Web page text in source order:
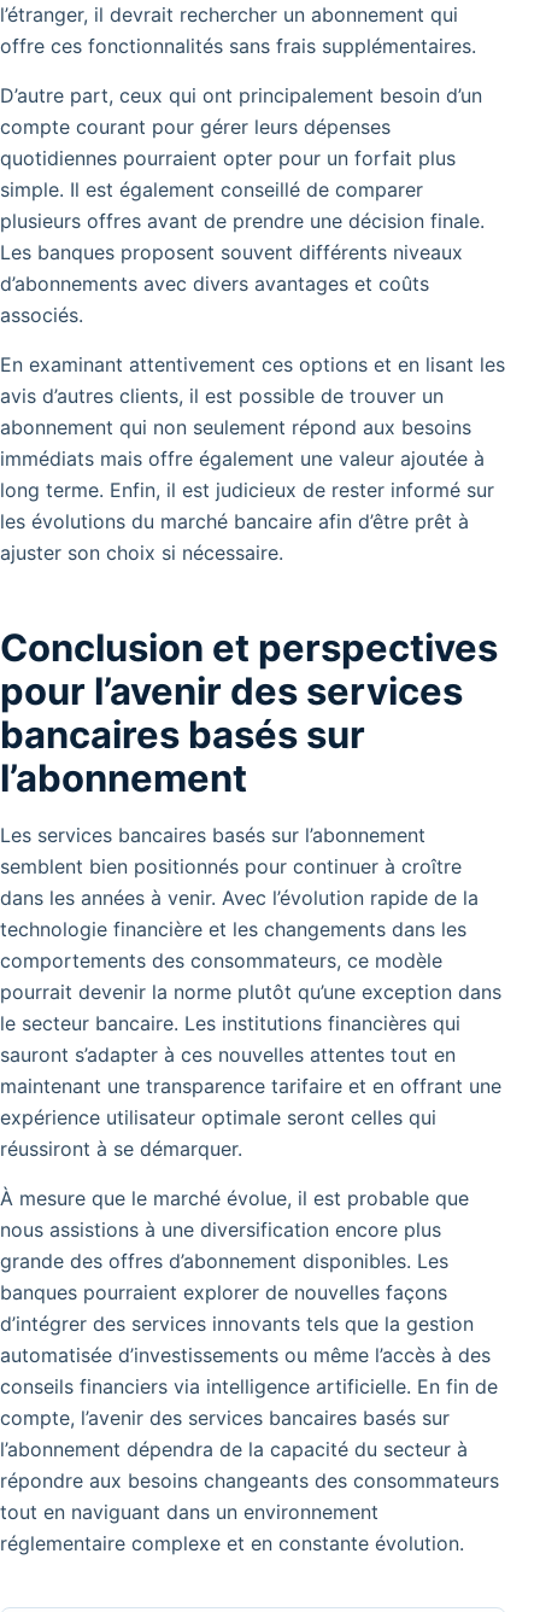
l’étranger, il devrait rechercher un abonnement qui
offre ces fonctionnalités sans frais supplémentaires.
D’autre part, ceux qui ont principalement besoin d’un
compte courant pour gérer leurs dépenses
quotidiennes pourraient opter pour un forfait plus
simple. Il est également conseillé de comparer
plusieurs offres avant de prendre une décision finale.
Les banques proposent souvent différents niveaux
d’abonnements avec divers avantages et coûts
associés.
En examinant attentivement ces options et en lisant les
avis d’autres clients, il est possible de trouver un
abonnement qui non seulement répond aux besoins
immédiats mais offre également une valeur ajoutée à
long terme. Enfin, il est judicieux de rester informé sur
les évolutions du marché bancaire afin d’être prêt à
ajuster son choix si nécessaire.
Conclusion et perspectives
pour l’avenir des services
bancaires basés sur
l’abonnement
Les services bancaires basés sur l’abonnement
semblent bien positionnés pour continuer à croître
dans les années à venir. Avec l’évolution rapide de la
technologie financière et les changements dans les
comportements des consommateurs, ce modèle
pourrait devenir la norme plutôt qu’une exception dans
le secteur bancaire. Les institutions financières qui
sauront s’adapter à ces nouvelles attentes tout en
maintenant une transparence tarifaire et en offrant une
expérience utilisateur optimale seront celles qui
réussiront à se démarquer.
À mesure que le marché évolue, il est probable que
nous assistions à une diversification encore plus
grande des offres d’abonnement disponibles. Les
banques pourraient explorer de nouvelles façons
d’intégrer des services innovants tels que la gestion
automatisée d’investissements ou même l’accès à des
conseils financiers via intelligence artificielle. En fin de
compte, l’avenir des services bancaires basés sur
l’abonnement dépendra de la capacité du secteur à
répondre aux besoins changeants des consommateurs
tout en naviguant dans un environnement
réglementaire complexe et en constante évolution.